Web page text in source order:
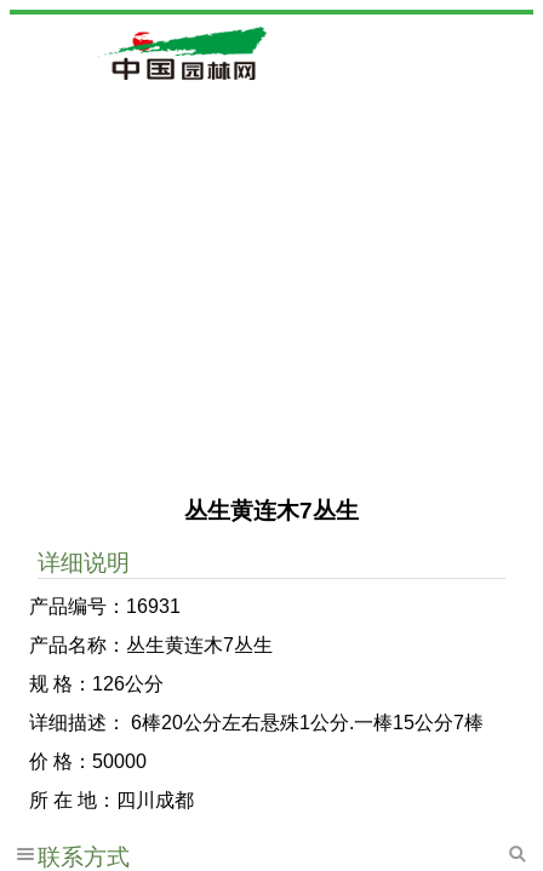
丛生黄连木7丛生
详细说明
产品编号：16931
产品名称：丛生黄连木7丛生
规 格：126公分
详细描述： 6棒20公分左右悬殊1公分.一棒15公分7棒
价 格：50000
所 在 地：四川成都
联系方式